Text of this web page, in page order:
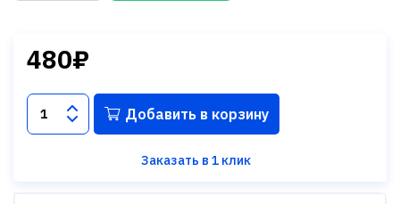
480₽
Добавить в корзину
Заказать в 1 клик